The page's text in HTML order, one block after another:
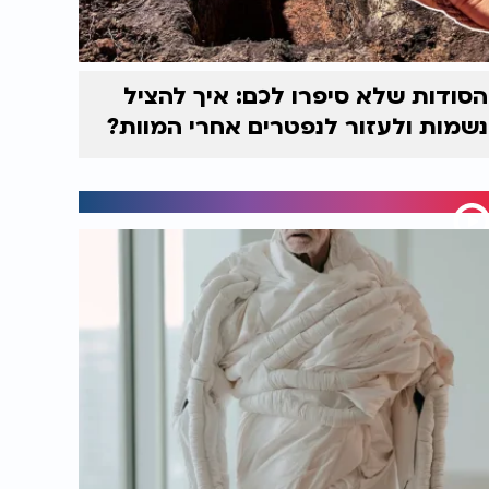
הסודות שלא סיפרו לכם: איך להציל
נשמות ולעזור לנפטרים אחרי המוות?